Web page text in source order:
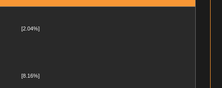
[2.04%]
[8.16%]